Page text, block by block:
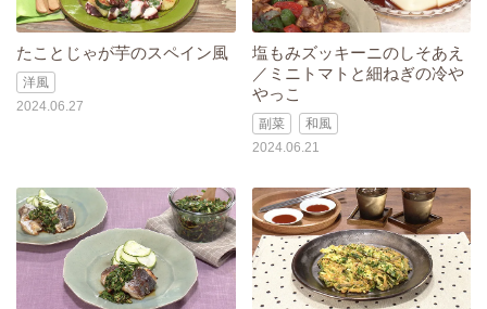
たことじゃが芋のスペイン風
洋風
2024.06.27
塩もみズッキーニのしそあえ
／ミニトマトと細ねぎの冷や
やっこ
副菜
和風
2024.06.21